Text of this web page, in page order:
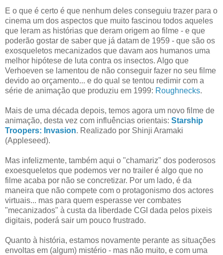
E o que é certo é que nenhum deles conseguiu trazer para o
cinema um dos aspectos que muito fascinou todos aqueles
que leram as histórias que deram origem ao filme - e que
poderão gostar de saber que já datam de 1959 - que são os
exosqueletos mecanizados que davam aos humanos uma
melhor hipótese de luta contra os insectos. Algo que
Verhoeven se lamentou de não conseguir fazer no seu filme
devido ao orçamento... e do qual se tentou redimir com a
série de animação que produziu em 1999: Roughnecks.
Mais de uma década depois, temos agora um novo filme de
animação, desta vez com influências orientais: Starship
Troopers: Invasion. Realizado por Shinji Aramaki
(Appleseed).
Mas infelizmente, também aqui o "chamariz" dos poderosos
exoesqueletos que podemos ver no trailer é algo que no
filme acaba por não se concretizar. Por um lado, é da
maneira que não compete com o protagonismo dos actores
virtuais... mas para quem esperasse ver combates
"mecanizados" à custa da liberdade CGI dada pelos pixeis
digitais, poderá sair um pouco frustrado.
Quanto à história, estamos novamente perante as situações
envoltas em (algum) mistério - mas não muito, e com uma